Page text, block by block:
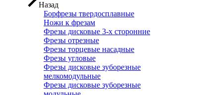
Назад
Борфрезы твердосплавные
Ножи к фрезам
Фрезы дисковые 3-х сторонние
Фрезы отрезные
Фрезы торцевые насадные
Фрезы угловые
Фрезы дисковые зуборезные
мелкомодульные
Фрезы дисковые зуборезные